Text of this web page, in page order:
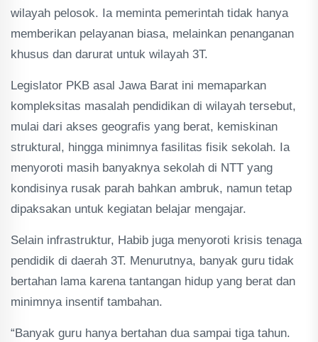
wilayah pelosok. Ia meminta pemerintah tidak hanya
memberikan pelayanan biasa, melainkan penanganan
khusus dan darurat untuk wilayah 3T.
Legislator PKB asal Jawa Barat ini memaparkan
kompleksitas masalah pendidikan di wilayah tersebut,
mulai dari akses geografis yang berat, kemiskinan
struktural, hingga minimnya fasilitas fisik sekolah. Ia
menyoroti masih banyaknya sekolah di NTT yang
kondisinya rusak parah bahkan ambruk, namun tetap
dipaksakan untuk kegiatan belajar mengajar.
Selain infrastruktur, Habib juga menyoroti krisis tenaga
pendidik di daerah 3T. Menurutnya, banyak guru tidak
bertahan lama karena tantangan hidup yang berat dan
minimnya insentif tambahan.
“Banyak guru hanya bertahan dua sampai tiga tahun.